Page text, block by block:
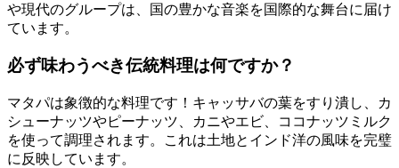
や現代のグループは、国の豊かな音楽を国際的な舞台に届け
ています。
必ず味わうべき伝統料理は何ですか？
マタパは象徴的な料理です！キャッサバの葉をすり潰し、カ
シューナッツやピーナッツ、カニやエビ、ココナッツミルク
を使って調理されます。これは土地とインド洋の風味を完璧
に反映しています。